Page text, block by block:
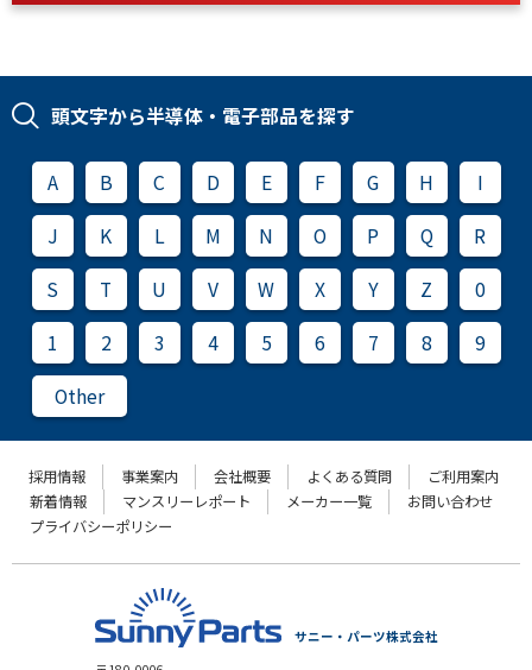
頭文字から半導体・電子部品を探す
A B C D E F G H
I
J
K L M N O P Q
R
S
T U V W X Y Z
0
1
2 3 4 5 6 7 8
9
Other
採用情報 事業案内 会社概要 よくある質問
ご利用案内
新着情報
マンスリーレポート メーカー一覧
お問い合わせ
プライバシーポリシー
サニー・パーツ株式会社